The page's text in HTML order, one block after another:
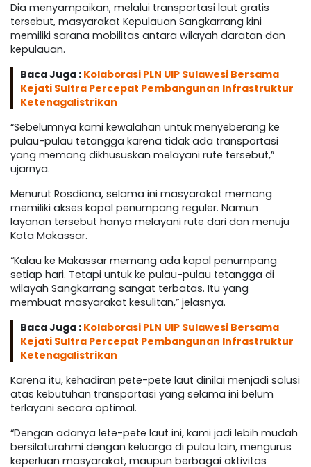
Dia menyampaikan, melalui transportasi laut gratis
tersebut, masyarakat Kepulauan Sangkarrang kini
memiliki sarana mobilitas antara wilayah daratan dan
kepulauan.
Baca Juga : Kolaborasi PLN UIP Sulawesi Bersama
Kejati Sultra Percepat Pembangunan Infrastruktur
Ketenagalistrikan
“Sebelumnya kami kewalahan untuk menyeberang ke
pulau-pulau tetangga karena tidak ada transportasi
yang memang dikhususkan melayani rute tersebut,”
ujarnya.
Menurut Rosdiana, selama ini masyarakat memang
memiliki akses kapal penumpang reguler. Namun
layanan tersebut hanya melayani rute dari dan menuju
Kota Makassar.
“Kalau ke Makassar memang ada kapal penumpang
setiap hari. Tetapi untuk ke pulau-pulau tetangga di
wilayah Sangkarrang sangat terbatas. Itu yang
membuat masyarakat kesulitan,” jelasnya.
Baca Juga : Kolaborasi PLN UIP Sulawesi Bersama
Kejati Sultra Percepat Pembangunan Infrastruktur
Ketenagalistrikan
Karena itu, kehadiran pete-pete laut dinilai menjadi solusi
atas kebutuhan transportasi yang selama ini belum
terlayani secara optimal.
“Dengan adanya lete-pete laut ini, kami jadi lebih mudah
bersilaturahmi dengan keluarga di pulau lain, mengurus
keperluan masyarakat, maupun berbagai aktivitas